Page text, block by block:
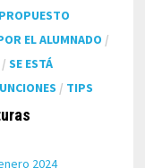
EL ALUMNADO /
/SE ESTÁ
/ TIPS
2024